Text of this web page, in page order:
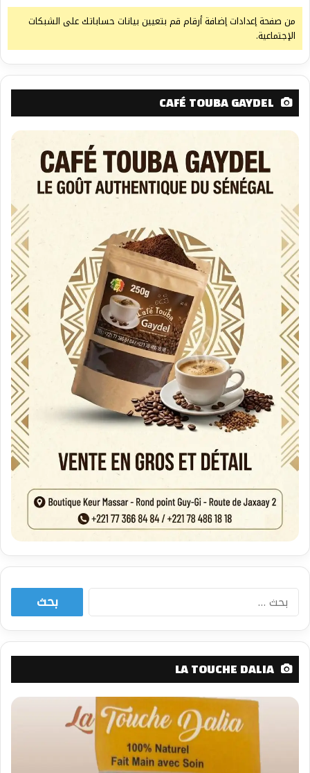
من صفحة إعدادات إضافة أرقام قم بتعيين بيانات حساباتك على الشبكات
الإجتماعية.
CAFÉ TOUBA GAYDEL
البحث
LA TOUCHE DALIA